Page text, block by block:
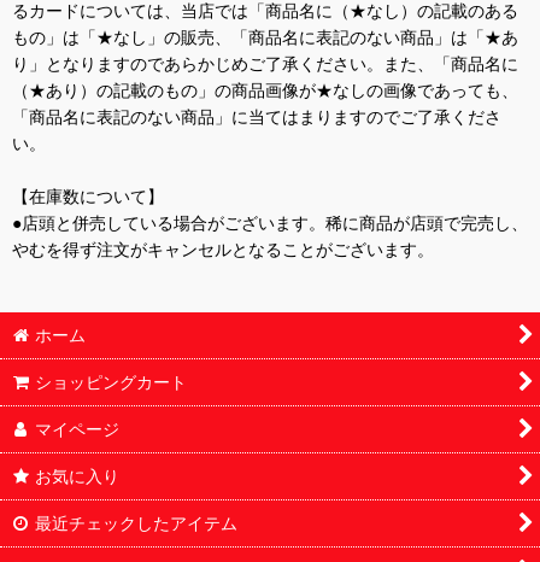
るカードについては、当店では「商品名に（★なし）の記載のある
もの」は「★なし」の販売、「商品名に表記のない商品」は「★あ
り」となりますのであらかじめご了承ください。また、「商品名に
（★あり）の記載のもの」の商品画像が★なしの画像であっても、
「商品名に表記のない商品」に当てはまりますのでご了承くださ
い。
【在庫数について】
●店頭と併売している場合がございます。稀に商品が店頭で完売し、
やむを得ず注文がキャンセルとなることがございます。
ホーム
ショッピングカート
マイページ
お気に入り
最近チェックしたアイテム